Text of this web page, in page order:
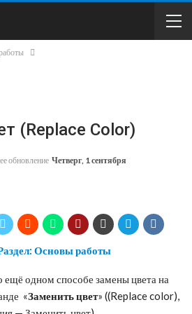
(Replace Color)
обновление Четверг, 1 сентября
Основы работы
одном способе замены цвета на
«Заменить цвет» ((Replace color),